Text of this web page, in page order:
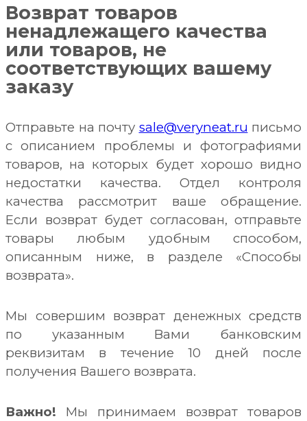
Возврат товаров
ненадлежащего качества
или товаров, не
соответствующих вашему
заказу
Отправьте на почту sale@veryneat.ru письмо
с описанием проблемы и фотографиями
товаров, на которых будет хорошо видно
недостатки качества. Отдел контроля
качества рассмотрит ваше обращение.
Если возврат будет согласован, отправьте
товары любым удобным способом,
описанным ниже, в разделе «Способы
возврата».
Мы совершим возврат денежных средств
по указанным Вами банковским
реквизитам в течение 10 дней после
получения Вашего возврата.
Важно! Мы принимаем возврат товаров